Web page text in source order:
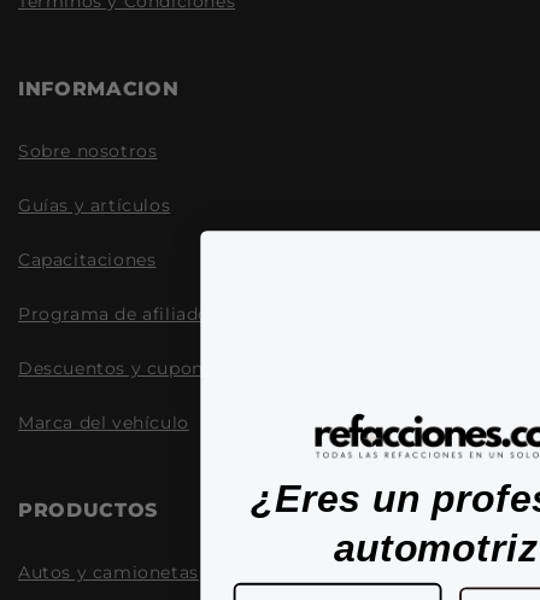
INFORMACION
Sobre nosotros
Guías y artículos
Capacitaciones
Programa de afiliados
Descuentos y cupones
Marca del vehículo
PRODUCTOS
Autos y camionetas
¿Eres un